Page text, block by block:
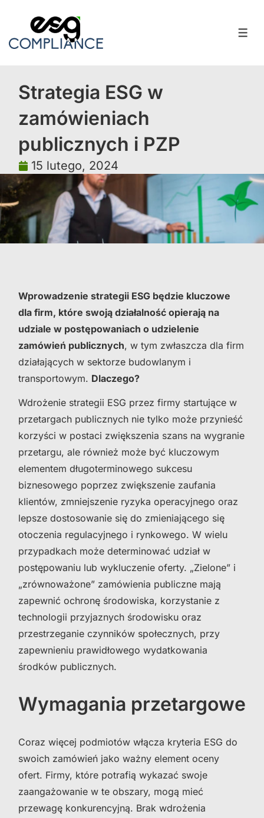
Strategia ESG w
zamówieniach
publicznych i PZP
15 lutego, 2024
Wprowadzenie strategii ESG będzie kluczowe
dla firm, które swoją działalność opierają na
udziale w postępowaniach o udzielenie
zamówień publicznych, w tym zwłaszcza dla firm
działających w sektorze budowlanym i
transportowym. Dlaczego?
Wdrożenie strategii ESG przez firmy startujące w
przetargach publicznych nie tylko może przynieść
korzyści w postaci zwiększenia szans na wygranie
przetargu, ale również może być kluczowym
elementem długoterminowego sukcesu
biznesowego poprzez zwiększenie zaufania
klientów, zmniejszenie ryzyka operacyjnego oraz
lepsze dostosowanie się do zmieniającego się
otoczenia regulacyjnego i rynkowego. W wielu
przypadkach może determinować udział w
postępowaniu lub wykluczenie oferty. „Zielone” i
„zrównoważone” zamówienia publiczne mają
zapewnić ochronę środowiska, korzystanie z
technologii przyjaznych środowisku oraz
przestrzeganie czynników społecznych, przy
zapewnieniu prawidłowego wydatkowania
środków publicznych.
Wymagania przetargowe
Coraz więcej podmiotów włącza kryteria ESG do
swoich zamówień jako ważny element oceny
ofert. Firmy, które potrafią wykazać swoje
zaangażowanie w te obszary, mogą mieć
przewagę konkurencyjną. Brak wdrożenia